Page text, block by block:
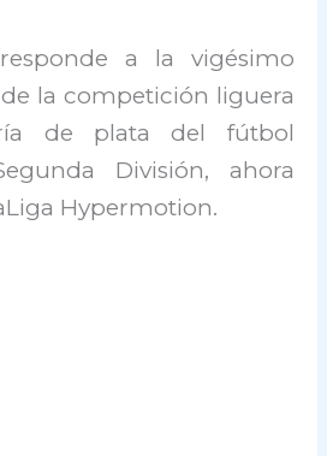
a la vigésimo
la competición liguera
de plata del fútbol
División, ahora
Hypermotion.